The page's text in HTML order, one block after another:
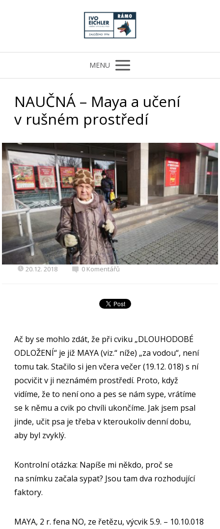
MENU
NAUČNÁ – Maya a učení
v rušném prostředí
20.12. 2018 0 Komentářů
Ač by se mohlo zdát, že při cviku „DLOUHODOBÉ
ODLOŽENÍ“ je již MAYA (viz.“ níže) „za vodou“, není
tomu tak. Stačilo si jen včera večer (19.12. 018) s ní
pocvičit v ji neznámém prostředí. Proto, když
vidíme, že to není ono a pes se nám sype, vrátíme
se k němu a cvik po chvíli ukončíme. Jak jsem psal
jinde, učit psa je třeba v kteroukoliv denní dobu,
aby byl zvyklý.
Kontrolní otázka: Napíše mi někdo, proč se
na snímku začala sypat? Jsou tam dva rozhodující
faktory.
MAYA, 2 r. fena NO, ze řetězu, výcvik 5.9. – 10.10.018